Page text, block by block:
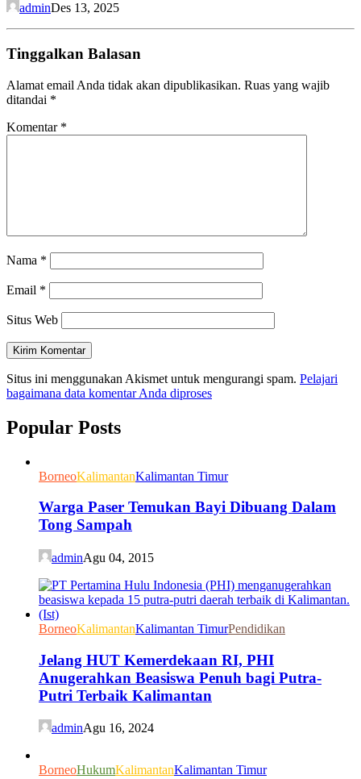
adminDes 13, 2025
Tinggalkan Balasan
Alamat email Anda tidak akan dipublikasikan. Ruas yang wajib
ditandai *
Komentar *
Nama *
Email *
Situs Web
Situs ini menggunakan Akismet untuk mengurangi spam. Pelajari
bagaimana data komentar Anda diproses
Popular Posts
BorneoKalimantanKalimantan Timur
Warga Paser Temukan Bayi Dibuang Dalam
Tong Sampah
adminAgu 04, 2015
BorneoKalimantanKalimantan TimurPendidikan
Jelang HUT Kemerdekaan RI, PHI
Anugerahkan Beasiswa Penuh bagi Putra-
Putri Terbaik Kalimantan
adminAgu 16, 2024
BorneoHukumKalimantanKalimantan Timur